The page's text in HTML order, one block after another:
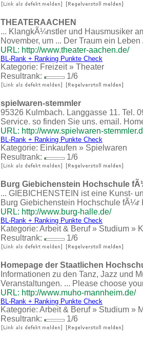
THEATERAACHEN
... KlangkÃ¼nstler und Hausmusiker
November, um ... Der Traum ein
URL: http://www.theater-aachen.de/
BL-Rank + Ranking Punkte Check
Kategorie: Freizeit» Theater
Resultrank:
1/6
spielwaren-stemmler
95326 Kulmbach. Langgasse 11. Tel.
Service. so finden Sie uns. email.
URL: http://www.spielwaren-
BL-Rank + Ranking Punkte Check
Kategorie: Einkaufen » Spielwaren
Resultrank:
1/6
Burg Giebichenstein Hochschule
... GIEBICHENSTEIN ist eine Kunst-
Burg Giebichenstein Hochschule fÃ¼r
URL: http://www.burg-halle.de/
BL-Rank + Ranking Punkte Check
Kategorie: Arbeit & Beruf» Studium »
Resultrank:
1/6
Homepage der Staatlichen
Informationen zu den Tanz, Jazz und
Veranstaltungen. ... Please choose
URL: http://www.muho-mannheim.de/
BL-Rank + Ranking Punkte Check
Kategorie: Arbeit & Beruf» Studium »
Resultrank:
1/6